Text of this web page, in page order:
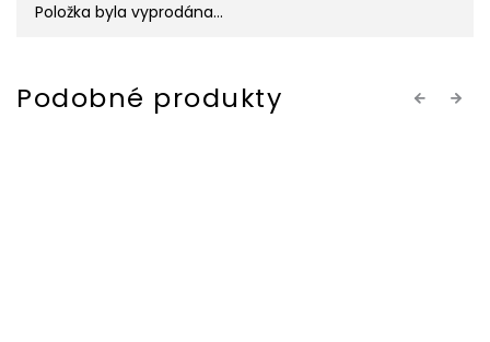
Položka byla vyprodána…
Previous
Next